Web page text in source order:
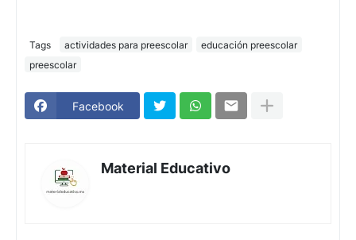
Tags actividades para preescolar
educación preescolar
preescolar
Facebook
Material Educativo